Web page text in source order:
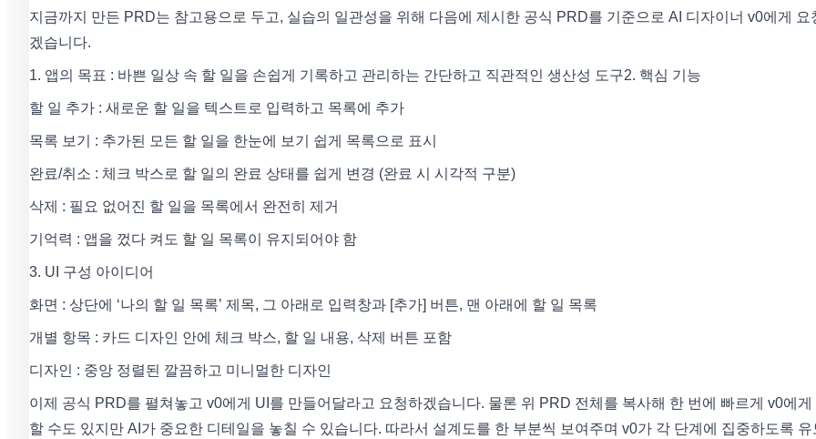
지금까지 만든 PRD는 참고용으로 두고, 실습의 일관성을 위해 다음에 제시한 공식 PRD를 기준으로 AI 디자이너 v0에게 요
겠습니다.
1. 앱의 목표 : 바쁜 일상 속 할 일을 손쉽게 기록하고 관리하는 간단하고 직관적인 생산성 도구 2. 핵심 기능
할 일 추가 : 새로운 할 일을 텍스트로 입력하고 목록에 추가
목록 보기 : 추가된 모든 할 일을 한눈에 보기 쉽게 목록으로 표시
완료/취소 : 체크 박스로 할 일의 완료 상태를 쉽게 변경 (완료 시 시각적 구분)
삭제 : 필요 없어진 할 일을 목록에서 완전히 제거
기억력 : 앱을 껐다 켜도 할 일 목록이 유지되어야 함
3. UI 구성 아이디어
화면 : 상단에 ‘나의 할 일 목록’ 제목, 그 아래로 입력창과 [추가] 버튼, 맨 아래에 할 일 목록
개별 항목 : 카드 디자인 안에 체크 박스, 할 일 내용, 삭제 버튼 포함
디자인 : 중앙 정렬된 깔끔하고 미니멀한 디자인
이제 공식 PRD를 펼쳐놓고 v0에게 UI를 만들어달라고 요청하겠습니다. 물론 위 PRD 전체를 복사해 한 번에 빠르게 v0에게
할 수도 있지만 AI가 중요한 디테일을 놓칠 수 있습니다. 따라서 설계도를 한 부분씩 보여주며 v0가 각 단계에 집중하도록 유